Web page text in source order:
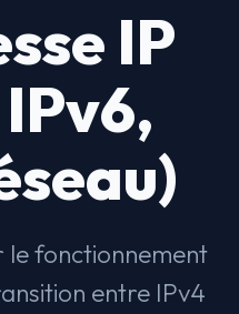
IP
le fonctionnement
entre IPv4